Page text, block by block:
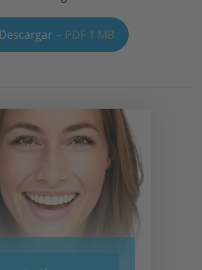
Descargar PDF 1 MB